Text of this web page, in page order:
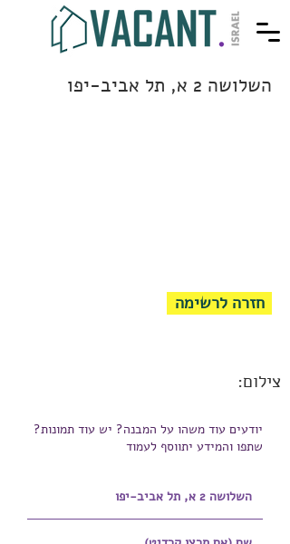
השלושה 2 א, תל אביב-יפו
חזרה לרשימה
צילום:
יודעים עוד משהו על המבנה? יש עוד תמונות?
שתפו והמידע יתווסף לעמוד